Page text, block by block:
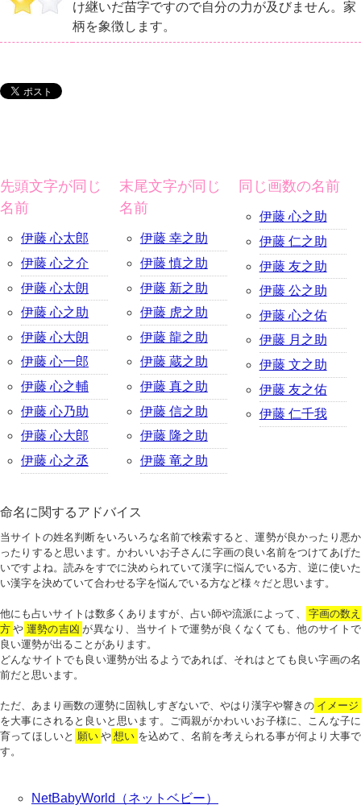
け継いだ苗字ですので自分の力が及びません。家
柄を象徴します。
先頭文字が同じ
名前
伊藤 心太郎
伊藤 心之介
伊藤 心太朗
伊藤 心之助
伊藤 心大朗
伊藤 心一郎
伊藤 心之輔
伊藤 心乃助
伊藤 心大郎
伊藤 心之丞
末尾文字が同じ
名前
伊藤 幸之助
伊藤 慎之助
伊藤 新之助
伊藤 虎之助
伊藤 龍之助
伊藤 蔵之助
伊藤 真之助
伊藤 信之助
伊藤 隆之助
伊藤 竜之助
同じ画数の名前
伊藤 心之助
伊藤 仁之助
伊藤 友之助
伊藤 公之助
伊藤 心之佑
伊藤 月之助
伊藤 文之助
伊藤 友之佑
伊藤 仁千我
命名に関するアドバイス
当サイトの姓名判断をいろいろな名前で検索すると、運勢が良かったり悪か
ったりすると思います。かわいいお子さんに字画の良い名前をつけてあげた
いですよね。読みをすでに決められていて漢字に悩んでいる方、逆に使いた
い漢字を決めていて合わせる字を悩んでいる方など様々だと思います。
他にも占いサイトは数多くありますが、占い師や流派によって、
字画の数え
方 や 運勢の吉凶 が異なり、当サイトで運勢が良くなくても、他のサイトで
良い運勢が出ることがあります。
どんなサイトでも良い運勢が出るようであれば、それはとても良い字画の名
前だと思います。
ただ、あまり画数の運勢に固執しすぎないで、やはり漢字や響きの イメージ
を大事にされると良いと思います。ご両親がかわいいお子様に、こんな子に
育ってほしいと 願い や 想い を込めて、名前を考えられる事が何より大事で
す。
NetBabyWorld（ネットベビー）